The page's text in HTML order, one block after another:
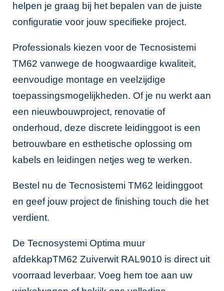
helpen je graag bij het bepalen van de juiste
configuratie voor jouw specifieke project.
Professionals kiezen voor de Tecnosistemi
TM62 vanwege de hoogwaardige kwaliteit,
eenvoudige montage en veelzijdige
toepassingsmogelijkheden. Of je nu werkt aan
een nieuwbouwproject, renovatie of
onderhoud, deze discrete leidinggoot is een
betrouwbare en esthetische oplossing om
kabels en leidingen netjes weg te werken.
Bestel nu de Tecnosistemi TM62 leidinggoot
en geef jouw project de finishing touch die het
verdient.
De Tecnosystemi Optima muur
afdekkapTM62 Zuiverwit RAL9010 is direct uit
voorraad leverbaar. Voeg hem toe aan uw